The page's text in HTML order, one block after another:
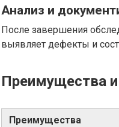
Анализ и
После завершения
выявляет дефекты и
Преимущества
Преимущества